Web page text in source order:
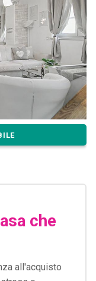
che
all'acquisto